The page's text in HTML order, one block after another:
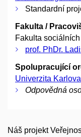
Standardní
Fakulta /
Fakulta
prof. PhDr.
Spolupracující
Univerzita Karlova
Odpovědná
Náš projekt